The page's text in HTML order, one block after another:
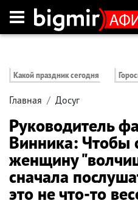
Какой праздник сегодня
Главная Досуг
Руководитель
Винника: Чтобы
женщину
сначала
это не что-то